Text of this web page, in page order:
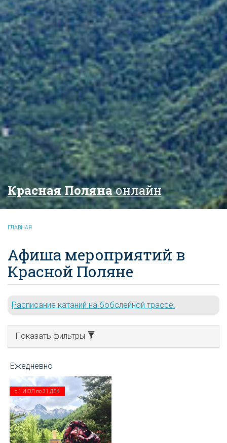
Красная Полянаонлайн
ГЛАВНАЯ
Афиша мероприятий в
Красной Поляне
Расписание катаний на бобслейной трассе.
Показать фильтры
с 1 ИЮЛ по31 ДЕК